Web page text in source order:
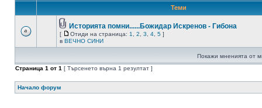
Теми
Историята помни......Божидар Искренов - Гибона
[ Отиди на страница: 1 2 3 4 5 ]
в ВЕЧНО СИНИ
Покажи мненията от
Страница 1 от 1 [ Търсенето върна 1 резултат ]
Начало форум